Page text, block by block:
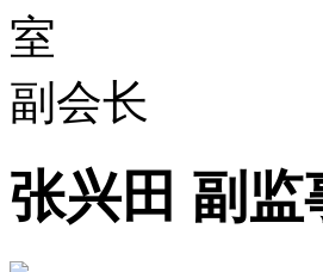
室
副会长
张兴田 副监